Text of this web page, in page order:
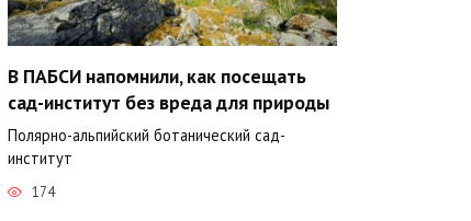
В ПАБСИ напомнили, как посещать
сад-институт без вреда для природы
Полярно-альпийский ботанический сад-
институт
174